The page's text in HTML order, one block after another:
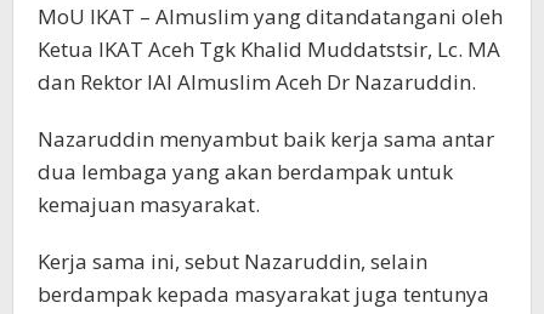
MoU IKAT – Almuslim yang ditandatangani oleh
Ketua IKAT Aceh Tgk Khalid Muddatstsir, Lc. MA
dan Rektor IAI Almuslim Aceh Dr Nazaruddin.
Nazaruddin menyambut baik kerja sama antar
dua lembaga yang akan berdampak untuk
kemajuan masyarakat.
Kerja sama ini, sebut Nazaruddin, selain
berdampak kepada masyarakat juga tentunya